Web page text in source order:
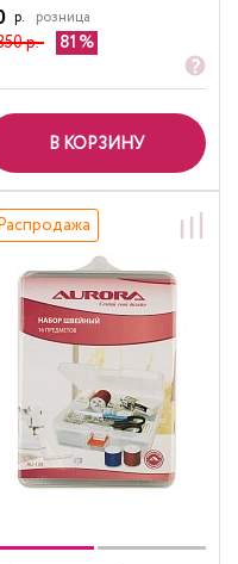
р. розница
р. 81
В КОРЗИНУ